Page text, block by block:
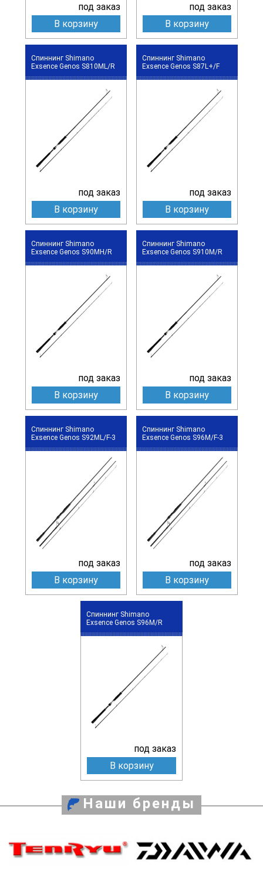
под заказ
В корзину
под заказ
В корзину
Спиннинг Shimano
Exsence Genos S810ML/R
под заказ
В корзину
Спиннинг Shimano
Exsence Genos S87L+/F
под заказ
В корзину
Спиннинг Shimano
Exsence Genos S90MH/R
под заказ
В корзину
Спиннинг Shimano
Exsence Genos S910M/R
под заказ
В корзину
Спиннинг Shimano
Exsence Genos S92ML/F-3
под заказ
В корзину
Спиннинг Shimano
Exsence Genos S96M/F-3
под заказ
В корзину
Спиннинг Shimano
Exsence Genos S96M/R
под заказ
В корзину
Наши бренды